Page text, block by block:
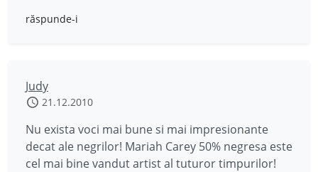
răspunde-i
Judy
21.12.2010
Nu exista voci mai bune si mai impresionante
decat ale negrilor! Mariah Carey 50% negresa este
cel mai bine vandut artist al tuturor timpurilor!